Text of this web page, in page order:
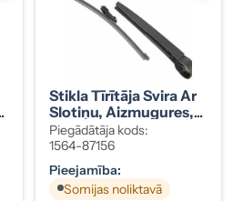
Stikla Tīrītāja Svira Ar
Slotiņu, Aizmugures,
Golf VII, Polo,
5K6955427A
Piegādātāja kods:
1564-87156
Pieejamība:
Somijas noliktavā